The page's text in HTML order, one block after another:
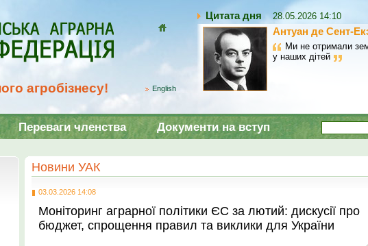
агробізнесу! English
Цитата дня 28.05.2026 14:10
Антуан де Сент-
Ми не отримали
у наших дітей
Переваги членства Документи на вступ
Новини УАК
03.03.2026 14:08
Моніторинг аграрної політики ЄС за лютий: дискусії про
бюджет, спрощення правил та виклики для України